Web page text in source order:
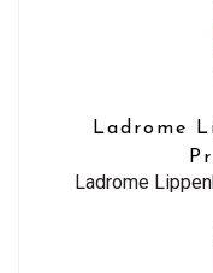
Ladrome
Ladrome